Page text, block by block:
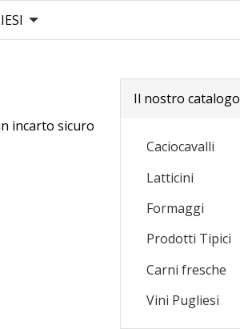
incarto sicuro
Il nostro catalogo
Caciocavalli
Latticini
Formaggi
Prodotti Tipici
Carni fresche
Vini Pugliesi